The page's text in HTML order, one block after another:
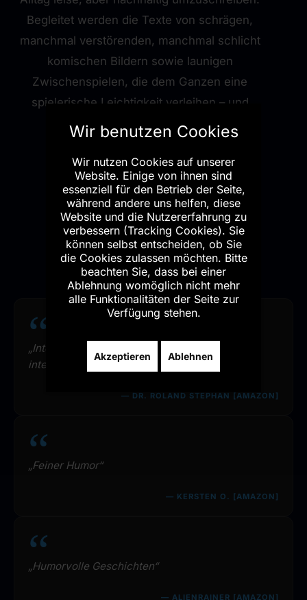
Begleitet werden die Texte von schrägen,
manchmal verstörenden, manchmal schlicht
komischen Bildern sowie launigen
Zwischenspielen, die dem Ganzen eine
spielerische Leichtigkeit verleihen – und
immer wieder eine frische Prise
Amazon Werbelink(*)
🔗 Link kopieren
„Intelligenter Humor über mitunter wenig
intelligente KI“
— DR. ROLAND STEPHAN [AMAZON]
„Feiner Humor“
— KERSTEN O. [AMAZON]
„Humorvolle Geschichten“
— ALIENRAINER [AMAZON]
Wir benutzen Cookies
Wir nutzen Cookies auf unserer
Website. Einige von ihnen sind
essenziell für den Betrieb der Seite,
während andere uns helfen, diese
Website und die Nutzererfahrung zu
verbessern (Tracking Cookies). Sie
können selbst entscheiden, ob Sie
die Cookies zulassen möchten. Bitte
beachten Sie, dass bei einer
Ablehnung womöglich nicht mehr
alle Funktionalitäten der Seite zur
Verfügung stehen.
Akzeptieren Ablehnen